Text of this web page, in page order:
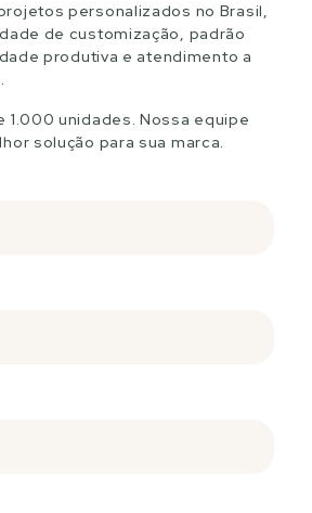
personalizados no Brasil,
de customização, padrão
produtiva e atendimento a
1.000 unidades. Nossa equipe
solução para sua marca.